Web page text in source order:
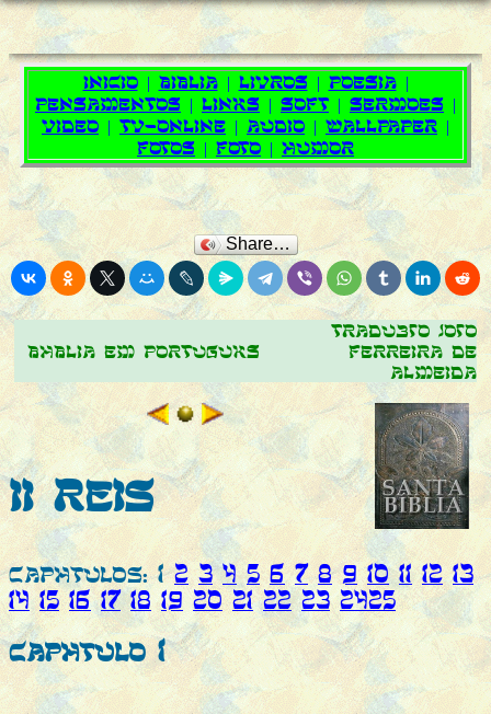
Share…
Bíblia em português
Tradução João
Ferreira de
Almeida
II REIS
CAPÍTULOS: 12 3 4 5 6 7 8 9 10 11 12 13
14 15 16 17 18 19 20 21 22 23 2425
Capítulo 1